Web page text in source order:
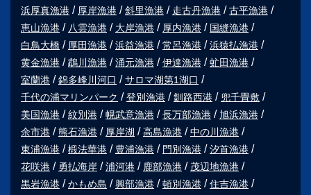
浜厚真漁港
厚岸漁港 斜里漁港 走古丹漁港
古平漁港
恵山漁港
八雲漁港 大岸漁港 厚内漁港
国縫漁港
白鳥大橋
厚田漁港 浜益漁港 常呂漁港
浜猿払漁港
黄金漁港
鵡川漁港 涌元漁港 伊達漁港
虻田漁港
室蘭港
錦多峰川河口
サロマ湖第1湖口
千代の浦マリンパーク
登別漁港 釧路西港
兜千畳敷
美国漁港
紋別港 幌武意漁港 長万部漁港
旭浜漁港
余市港
熊石漁港 厚岸湖 高島漁港
中の川漁港
東浦漁港
椴法華港 豊浦漁港 門別漁港
汐首漁港
花咲港
勇払海岸 浦河港 鹿部漁港
茂辺地漁港
黒岩漁港
かもめ島 興部漁港 頓別漁港
住吉漁港